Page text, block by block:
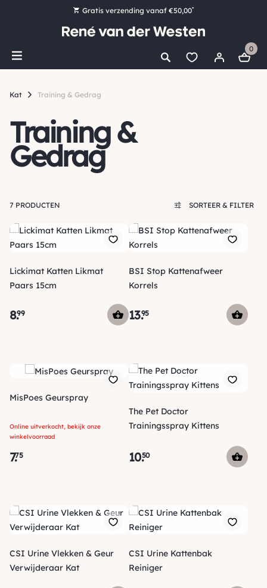
Gratis verzending vanaf €50,00*
Bestel nu, betaal later met Klarna
Ruim 16.000 artikelen op voorraad
Ruim 44 jaar kennis en ervaring
0
Kat Training & Gedrag
Training &
Gedrag
7 PRODUCTEN SORTEER & FILTER
Lickimat Katten Likmat
Paars 15cm
8.99
BSI Stop Kattenafweer
Korrels
13.95
MisPoes Geurspray
Online uitverkocht, bekijk onze
winkelvoorraad
7.75
The Pet Doctor
Trainingsspray Kittens
10.50
CSI Urine Vlekken & Geur
Verwijderaar Kat
CSI Urine Kattenbak
Reiniger